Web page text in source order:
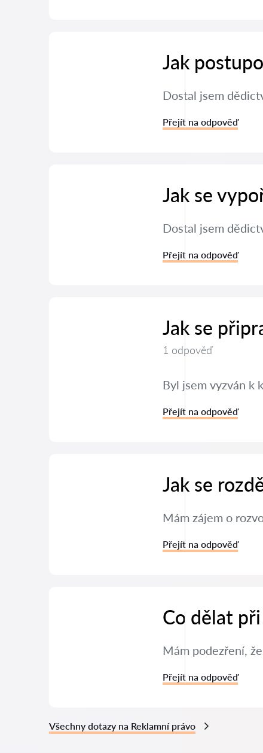
Jak
Dostal jsem
Přejít na odpověď
Jak se
Dostal jsem
Přejít na odpověď
Jak se
1 odpověď
Byl jsem vyzván k
Přejít na odpověď
Jak se
Mám zájem o
Přejít na odpověď
Co dělat
Mám podezření,
Přejít na odpověď
Všechny dotazy na Reklamní právo